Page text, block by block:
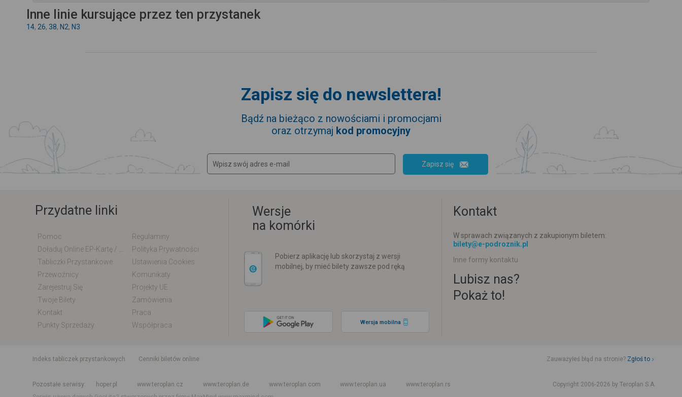
Inne linie kursujące przez ten przystanek
14, 26, 38, N2, N3
Zapisz się do newslettera!
Bądź na bieżąco z nowościami i promocjami
oraz otrzymaj kod promocyjny
Zapisz się
Przydatne linki
Pomoc
Regulaminy
Polityka Prywatności
Tabliczki Przystankowe
Ustawienia Cookies
Przewoźnicy
Komunikaty
Zarejestruj Się
Projekty UE
Twoje Bilety
Zamówienia
Kontakt
Praca
Punkty Sprzedaży
Współpraca
Wersje
na komórki
Pobierz aplikację lub skorzystaj z wersji
mobilnej, by mieć bilety zawsze pod ręką
Wersja mobilna
Kontakt
W sprawach związanych z zakupionym biletem:
bilety@e-podroznik.pl
Inne formy kontaktu
Lubisz nas?
Pokaż to!
indeks tabliczek przystankowych Cenniki biletów online Zauważyłeś błąd na stronie? Zgłoś to
Pozostałe serwisy
hoper.pl www.teroplan.cz www.teroplan.de www.teroplan.com www.teroplan.ua www.teroplan.rs
Copyright 2006-2026 by Teroplan S.A.